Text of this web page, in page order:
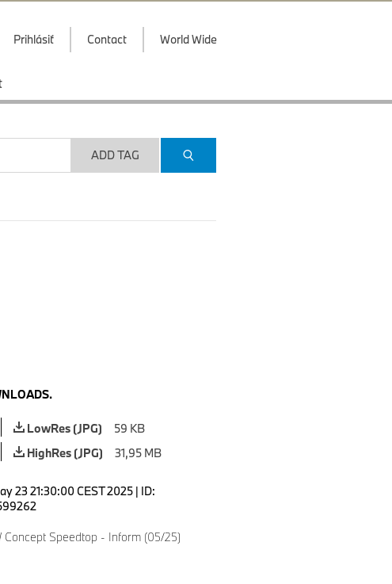
Prihlásiť Contact World Wide
ADD TAG
LowRes (JPG)
59 KB
HighRes (JPG)
31,95 MB
23 21:30:00 CEST 2025 | ID:
Concept Speedtop - Inform (05/25)